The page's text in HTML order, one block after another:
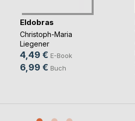
Eldobras
Christoph-Maria
Liegener
4,49 € E-Book
6,99 € Buch